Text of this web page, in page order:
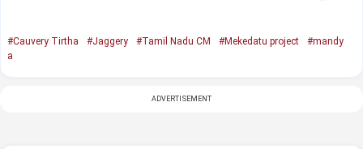
#Cauvery Tirtha #Jaggery #Tamil Nadu CM #Mekedatu project
#mandy
a
ADVERTISEMENT